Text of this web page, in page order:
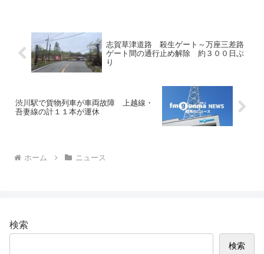
志賀草津道路 殺生ゲート～万座三差路
ゲート間の通行止め解除 約３００日ぶ
り
渋川駅で貨物列車が車両故障 上越線・
吾妻線の計１１本が運休
ホーム ニュース
検索
検索